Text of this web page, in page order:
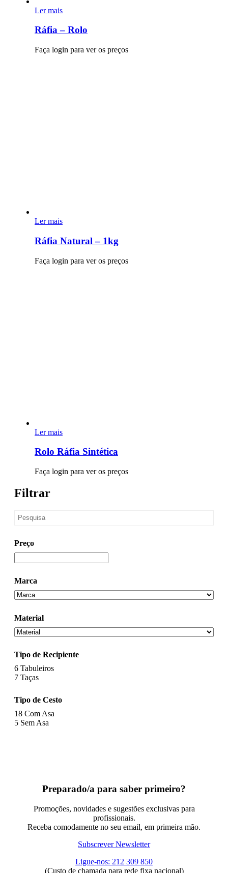
Sem Asa
Ler mais
Ráfia – Rolo
Faça login para ver os preços
Ler mais
Ráfia Natural – 1kg
Faça login para ver os preços
Ler mais
Rolo Ráfia Sintética
Faça login para ver os preços
Filtrar
Preço
Marca
Material
Tipo de Recipiente
6 Tabuleiros
7 Taças
Tipo de Cesto
18 Com Asa
5 Sem Asa
Preparado/a para saber primeiro?
Promoções, novidades e sugestões exclusivas para
profissionais.
Receba comodamente no seu email, em primeira mão.
Subscrever Newsletter
Ligue-nos: 212 309 850
(Custo de chamada para rede fixa nacional)